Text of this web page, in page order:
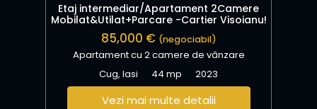
Etaj intermediar/Apartament 2Camere
Mobilat&Utilat+Parcare -Cartier Visoianu!
85,000 € (negociabil)
Apartament cu 2 camere de vânzare
Cug, Iasi
44 mp 2023
Vezi mai multe detalii